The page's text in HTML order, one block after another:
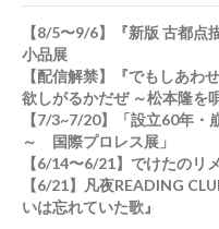
【8/5〜9/6】『新版 古都点
小品展
【配信解禁】『でもしあわ
欲しがるかだぜ ～松本隆を
【7/3~7/20】「設立60年
～ 国際プロレス展」
【6/14〜6/21】でけたのリ
【6/21】凡夜READING
いは忘れていた歌』